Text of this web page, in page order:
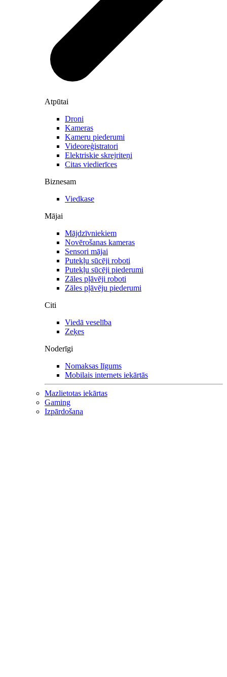
Atpūtai
Droni
Kameras
Kameru piederumi
Videoreģistratori
Elektriskie skrejriteņi
Citas viedierīces
Biznesam
Viedkase
Mājai
Mājdzīvniekiem
Novērošanas kameras
Sensori mājai
Putekļu sūcēji roboti
Putekļu sūcēji piederumi
Zāles pļāvēji roboti
Zāles pļāvēju piederumi
Citi
Viedā veselība
Zeķes
Noderīgi
Nomaksas līgums
Mobilais internets iekārtās
Mazlietotas iekārtas
Gaming
Izpārdošana